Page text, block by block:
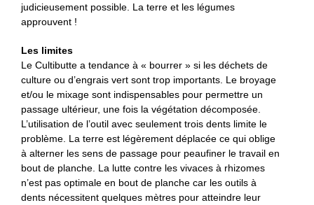
judicieusement possible. La terre et les légumes
approuvent !
Les limites
Le Cultibutte a tendance à « bourrer » si les déchets de
culture ou d’engrais vert sont trop importants. Le broyage
et/ou le mixage sont indispensables pour permettre un
passage ultérieur, une fois la végétation décomposée.
L’utilisation de l’outil avec seulement trois dents limite le
problème. La terre est légèrement déplacée ce qui oblige
à alterner les sens de passage pour peaufiner le travail en
bout de planche. La lutte contre les vivaces à rhizomes
n’est pas optimale en bout de planche car les outils à
dents nécessitent quelques mètres pour atteindre leur